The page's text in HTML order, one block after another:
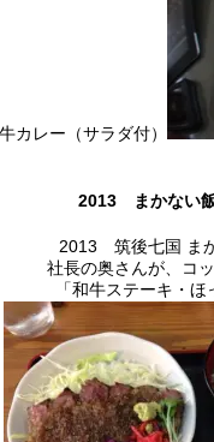
カレー（サラダ付）
2013 まかない
2013 筑後七国 ま
社長の奥さんが、コ
「和牛ステーキ・